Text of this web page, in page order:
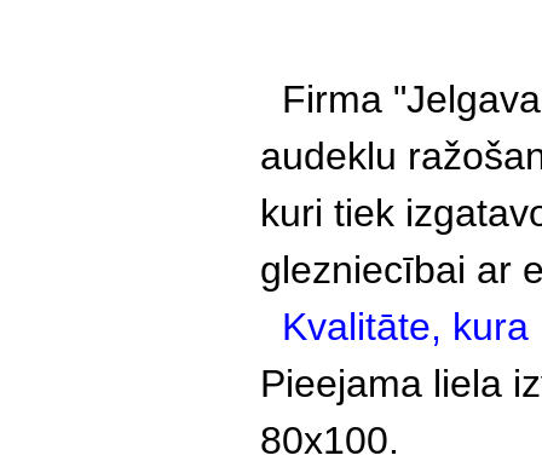
Firma
audeklu
kuri tiek
glezniecībai ar
Kvalitāte,
Pieejama liela
80x100.